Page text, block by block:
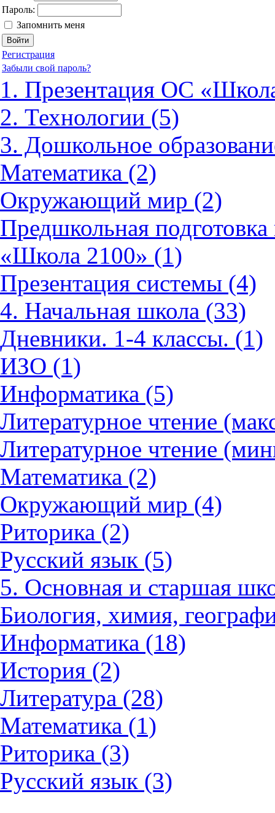
Пароль:
Запомнить меня
Регистрация
Забыли свой пароль?
1. Презентация ОС
2. Технологии (5)
3. Дошкольное
Математика (2)
Окружающий мир (2)
Предшкольная
«Школа 2100» (1)
Презентация системы (4)
4. Начальная школа (33)
Дневники. 1-4 классы. (1)
ИЗО (1)
Информатика (5)
Литературное чтение
Литературное чтение
Математика (2)
Окружающий мир (4)
Риторика (2)
Русский язык (5)
5. Основная и старшая
Биология, химия,
Информатика (18)
История (2)
Литература (28)
Математика (1)
Риторика (3)
Русский язык (3)